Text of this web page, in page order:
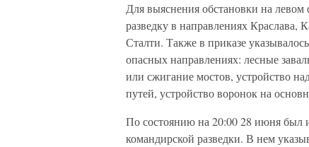
Для выяснения обстановки на
разведку в направлениях
Сталти. Также в приказе
опасных направлениях: лесные
или сжигание мостов, устройство
путей, устройство воронок на
По состоянию на 20:00 28 июня был
командирской разведки. В нем